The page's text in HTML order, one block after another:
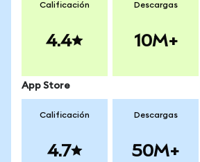
Calificación
4.4
Descargas
10M+
App Store
Calificación
4.7
Descargas
50M+